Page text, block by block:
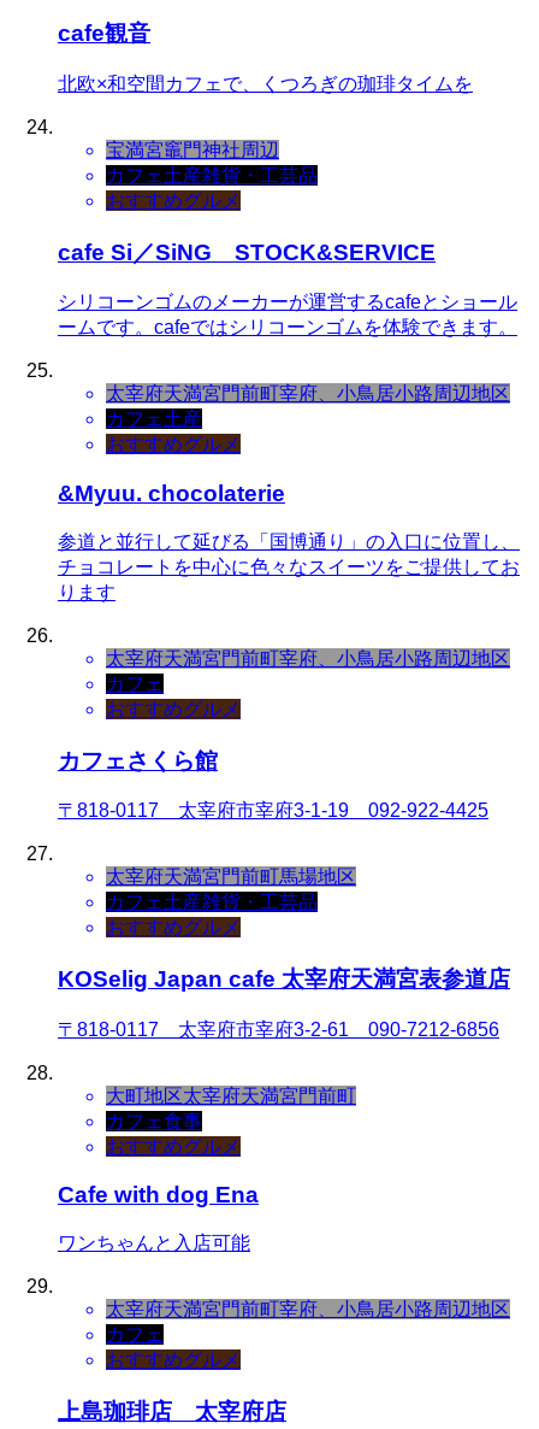
cafe観音
北欧×和空間カフェで、くつろぎの珈琲タイムを
宝満宮竈門神社周辺
カフェ 土産雑貨・工芸品
おすすめグルメ
cafe Si／SiNG STOCK&SERVICE
シリコーンゴムのメーカーが運営するcafeとショール
ームです。cafeではシリコーンゴムを体験できます。
太宰府天満宮門前町宰府、小鳥居小路周辺地区
カフェ 土産
おすすめグルメ
&Myuu. chocolaterie
参道と並行して延びる「国博通り」の入口に位置し、
チョコレートを中心に色々なスイーツをご提供してお
ります
太宰府天満宮門前町宰府、小鳥居小路周辺地区
カフェ
おすすめグルメ
カフェさくら館
〒818-0117 太宰府市宰府3-1-19 092-922-4425
太宰府天満宮門前町馬場地区
カフェ 土産雑貨・工芸品
おすすめグルメ
KOSelig Japan cafe 太宰府天満宮表参道店
〒818-0117 太宰府市宰府3-2-61 090-7212-6856
大町地区太宰府天満宮門前町
カフェ食事
おすすめグルメ
Cafe with dog Ena
ワンちゃんと入店可能
太宰府天満宮門前町宰府、小鳥居小路周辺地区
カフェ
おすすめグルメ
上島珈琲店 太宰府店